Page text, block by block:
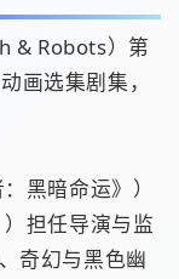
& Robots）第
画选集剧集，
黑暗命运》）
担任导演与监
奇幻与黑色幽